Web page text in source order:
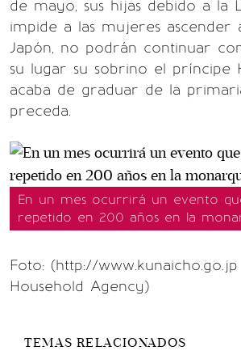
de mayo, sus hijas debido a la
impide a las mujeres ascender
Japón, no podrán continuar
su lugar su sobrino el príncipe
acaba de graduar de la
preceda.
En un mes ocurrirá un evento
repetido en 200 años en la
Foto: (http://
Household Agency)
TEMAS RELACIONADOS